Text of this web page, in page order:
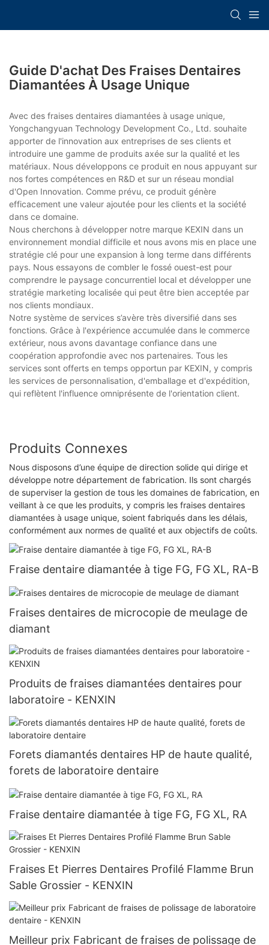
Guide D'achat Des Fraises Dentaires
Diamantées À Usage Unique
Avec des fraises dentaires diamantées à usage unique,
Yongchangyuan Technology Development Co., Ltd. souhaite
apporter de l'innovation aux entreprises de ses clients et
introduire une gamme de produits axée sur la qualité et les
matériaux. Nous développons ce produit en nous appuyant sur
nos fortes compétences en R&D et sur un réseau mondial
d'Open Innovation. Comme prévu, ce produit génère
efficacement une valeur ajoutée pour les clients et la société
dans ce domaine.
Nous cherchons à développer notre marque KEXIN dans un
environnement mondial difficile et nous avons mis en place une
stratégie clé pour une expansion à long terme dans différents
pays. Nous essayons de combler le fossé ouest-est pour
comprendre le paysage concurrentiel local et développer une
stratégie marketing localisée qui peut être bien acceptée par
nos clients mondiaux.
Notre système de services s’avère très diversifié dans ses
fonctions. Grâce à l'expérience accumulée dans le commerce
extérieur, nous avons davantage confiance dans une
coopération approfondie avec nos partenaires. Tous les
services sont offerts en temps opportun par KEXIN, y compris
les services de personnalisation, d'emballage et d'expédition,
qui reflètent l'influence omniprésente de l'orientation client.
Produits Connexes
Nous disposons d’une équipe de direction solide qui dirige et
développe notre département de fabrication. Ils sont chargés
de superviser la gestion de tous les domaines de fabrication, en
veillant à ce que les produits, y compris les fraises dentaires
diamantées à usage unique, soient fabriqués dans les délais,
conformément aux normes de qualité et aux objectifs de coûts.
Fraise dentaire diamantée à tige FG, FG XL, RA-B
Fraises dentaires de microcopie de meulage de
diamant
Produits de fraises diamantées dentaires pour
laboratoire - KENXIN
Forets diamantés dentaires HP de haute qualité,
forets de laboratoire dentaire
Fraise dentaire diamantée à tige FG, FG XL, RA
Fraises Et Pierres Dentaires Profilé Flamme Brun
Sable Grossier - KENXIN
Meilleur prix Fabricant de fraises de polissage de